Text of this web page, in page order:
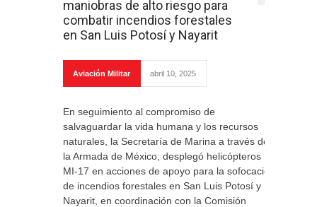
maniobras de alto riesgo para
combatir incendios forestales
en San Luis Potosí y Nayarit
Aviación Militar abril 10, 2025
En seguimiento al compromiso de
salvaguardar la vida humana y los recursos
naturales, la Secretaría de Marina a través de
la Armada de México, desplegó helicópteros
MI-17 en acciones de apoyo para la sofocación
de incendios forestales en San Luis Potosí y
Nayarit, en coordinación con la Comisión